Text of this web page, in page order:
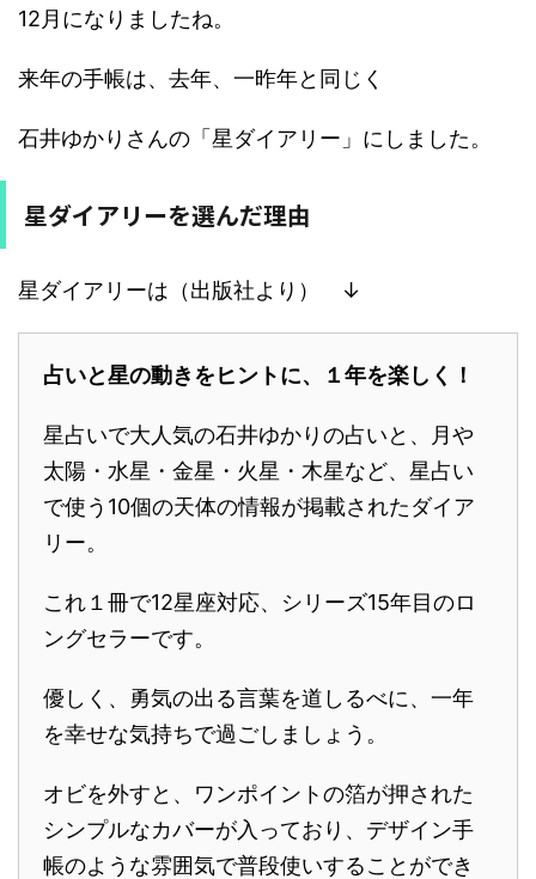
12月になりましたね。
来年の手帳は、去年、一昨年と同じく
石井ゆかりさんの「星ダイアリー」にしました。
星ダイアリーを選んだ理由
星ダイアリーは（出版社より） ↓
占いと星の動きをヒントに、１年を楽しく！
星占いで大人気の石井ゆかりの占いと、月や
太陽・水星・金星・火星・木星など、星占い
で使う10個の天体の情報が掲載されたダイア
リー。
これ１冊で12星座対応、シリーズ15年目のロ
ングセラーです。
優しく、勇気の出る言葉を道しるべに、一年
を幸せな気持ちで過ごしましょう。
オビを外すと、ワンポイントの箔が押された
シンプルなカバーが入っており、デザイン手
帳のような雰囲気で普段使いすることができ